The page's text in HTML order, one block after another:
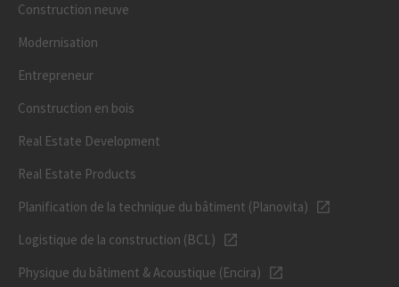
Construction neuve
Modernisation
Entrepreneur
Construction en bois
Real Estate Development
Real Estate Products
Planification de la technique du bâtiment (Planovita)
Logistique de la construction (BCL)
Physique du bâtiment & Acoustique (Encira)